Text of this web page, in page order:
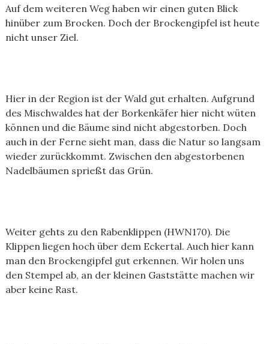
Auf dem weiteren Weg haben wir einen guten Blick
hinüber zum Brocken. Doch der Brockengipfel ist heute
nicht unser Ziel.
Hier in der Region ist der Wald gut erhalten. Aufgrund
des Mischwaldes hat der Borkenkäfer hier nicht wüten
können und die Bäume sind nicht abgestorben. Doch
auch in der Ferne sieht man, dass die Natur so langsam
wieder zurückkommt. Zwischen den abgestorbenen
Nadelbäumen sprießt das Grün.
Weiter gehts zu den Rabenklippen (HWN170). Die
Klippen liegen hoch über dem Eckertal. Auch hier kann
man den Brockengipfel gut erkennen. Wir holen uns
den Stempel ab, an der kleinen Gaststätte machen wir
aber keine Rast.